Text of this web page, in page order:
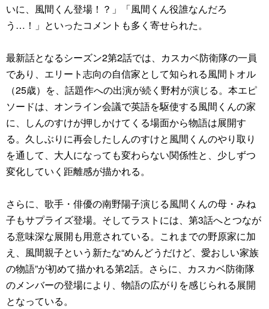
いに、風間くん登場！？」「風間くん役誰なんだろ
う…！」といったコメントも多く寄せられた。
最新話となるシーズン2第2話では、カスカベ防衛隊の一員
であり、エリート志向の自信家として知られる風間トオル
（25歳）を、話題作への出演が続く野村が演じる。本エピ
ソードは、オンライン会議で英語を駆使する風間くんの家
に、しんのすけが押しかけてくる場面から物語は展開す
る。久しぶりに再会したしんのすけと風間くんのやり取り
を通して、大人になっても変わらない関係性と、少しずつ
変化していく距離感が描かれる。
さらに、歌手・俳優の南野陽子演じる風間くんの母・みね
子もサプライズ登場。そしてラストには、第3話へとつなが
る意味深な展開も用意されている。これまでの野原家に加
え、風間親子という新たな“めんどうだけど、愛おしい家族
の物語”が初めて描かれる第2話。さらに、カスカベ防衛隊
のメンバーの登場により、物語の広がりを感じられる展開
となっている。